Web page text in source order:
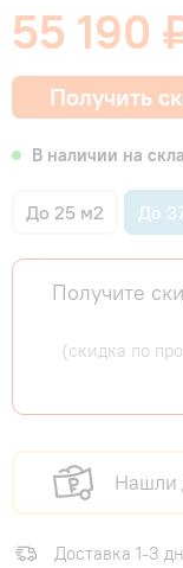
55 190
Получить
В наличии на
До 25 м2 До
Получите
(скидка по
Нашли
Доставка 1-3